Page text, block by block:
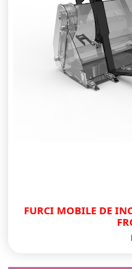
FURCI MOBILE DE INCARCARE PENTRU INCARCATOR